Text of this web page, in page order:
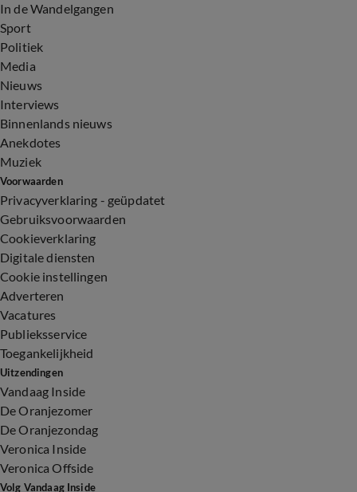
In de Wandelgangen
Sport
Politiek
Media
Nieuws
Interviews
Binnenlands nieuws
Anekdotes
Muziek
Voorwaarden
Privacyverklaring - geüpdatet
Gebruiksvoorwaarden
Cookieverklaring
Digitale diensten
Cookie instellingen
Adverteren
Vacatures
Publieksservice
Toegankelijkheid
Uitzendingen
Vandaag Inside
De Oranjezomer
De Oranjezondag
Veronica Inside
Veronica Offside
Volg Vandaag Inside